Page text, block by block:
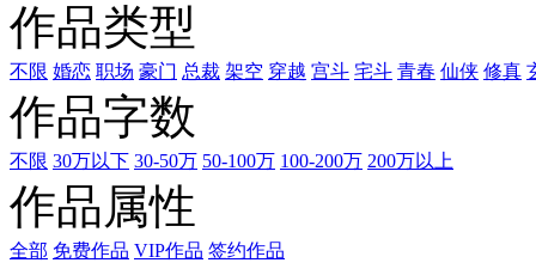
作品类型
不限 婚恋 职场 豪门 总裁 架空 穿越 宫斗 宅斗 青春 仙侠 修真
作品字数
不限 30万以下 30-50万 50-100万 100-200万 200万以上
作品属性
全部 免费作品 VIP作品 签约作品